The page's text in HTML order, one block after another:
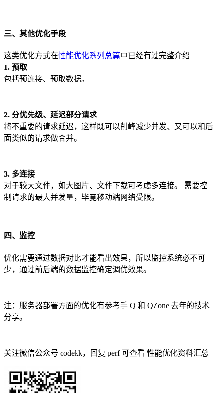
三、其他优化手段
这类优化方式在性能优化系列总篇中已经有过完整介绍
1. 预取
包括预连接、预取数据。
2. 分优先级、延迟部分请求
将不重要的请求延迟，这样既可以削峰减少并发、又可以和后
面类似的请求做合并。
3. 多连接
对于较大文件，如大图片、文件下载可考虑多连接。 需要控
制请求的最大并发量，毕竟移动端网络受限。
四、监控
优化需要通过数据对比才能看出效果，所以监控系统必不可
少，通过前后端的数据监控确定调优效果。
注：服务器部署方面的优化有参考手 Q 和 QZone 去年的技术
分享。
关注微信公众号 codekk，回复 perf 可查看 性能优化资料汇总